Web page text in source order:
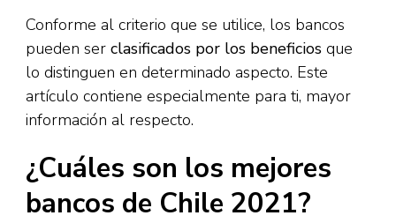
Conforme al criterio que se utilice, los bancos
pueden ser clasificados por los beneficios que
lo distinguen en determinado aspecto. Este
artículo contiene especialmente para ti, mayor
información al respecto.
¿Cuáles son los mejores
bancos de Chile 2021?